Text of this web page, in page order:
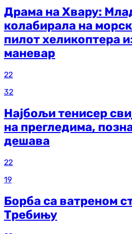
Драма на Хвару:
колабирала на
пилот хеликоптера
маневар
22
32
Најбољи тенисер
на прегледима,
дешава
22
19
Борба са ватреном
Требињу